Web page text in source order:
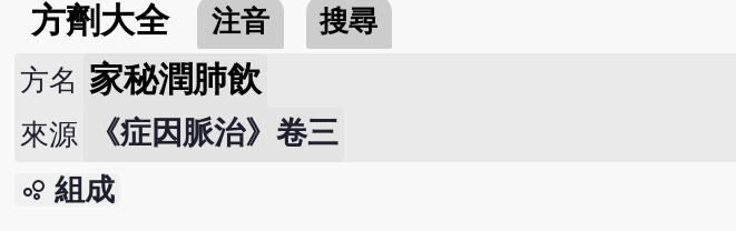
方劑大全 注音 搜尋
方名 家秘潤肺飲
來源 《症因脈治》卷三
bubble_chart 組成